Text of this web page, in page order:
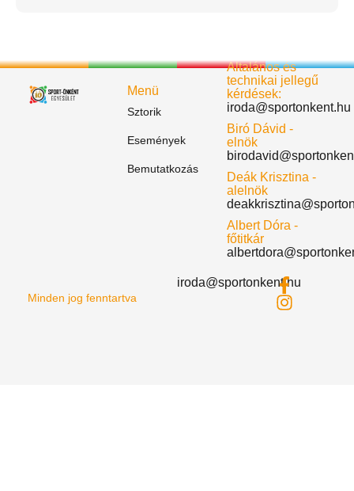
Menü
Sztorik
Események
Bemutatkozás
Általános és
technikai jellegű
kérdések:
iroda@sportonkent.hu
Biró Dávid -
elnök
Deák Krisztina -
alelnök
Albert Dóra -
főtitkár
Minden jog fenntartva
iroda@sportonkent.hu